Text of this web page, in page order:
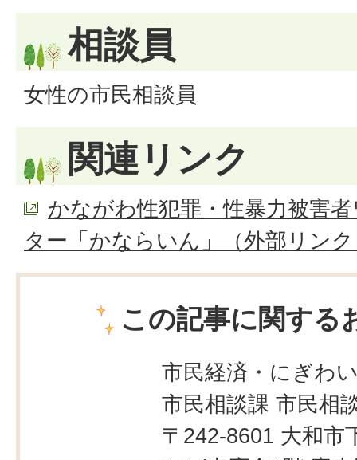
相談員
女性の市民相談員
関連リンク
かながわ性犯罪・性暴力被害
ター「かならいん」（外部リン
この記事に関する
市民経済・にぎわ
市民相談課 市民相
〒242-8601 大和市